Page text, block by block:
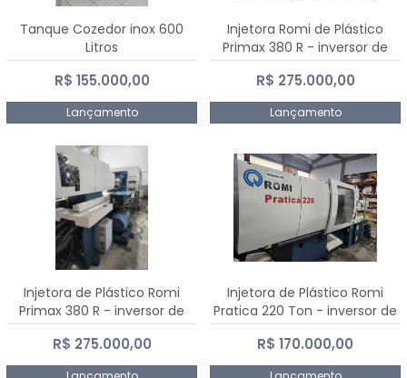
Tanque Cozedor inox 600
Litros
R$ 155.000,00
Lançamento
Injetora Romi de Plástico
Primax 380 R - inversor de
frequência NR 12 - 2008
R$ 275.000,00
Lançamento
Injetora de Plástico Romi
Primax 380 R - inversor de
frequência NR 12
R$ 275.000,00
Injetora de Plástico Romi
Pratica 220 Ton - inversor de
frequência NR 12
R$ 170.000,00